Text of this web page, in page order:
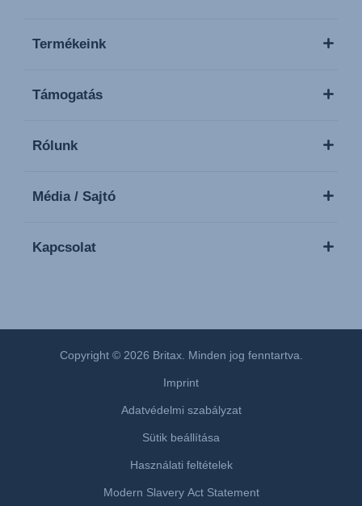
Termékeink
Támogatás
Rólunk
Média / Sajtó
Kapcsolat
Copyright © 2026 Britax. Minden jog fenntartva.
Imprint
Adatvédelmi szabályzat
Sütik beállítása
Használati feltételek
Modern Slavery Act Statement